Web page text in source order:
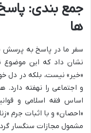
جمع بندی:
ها
سفر ما در پاسخ به پرسش
نشان داد که این موضوع
«خیر» نیست، بلکه در دل
و اجتماعی را نهفته دارد.
اساس فقه اسلامی و
«احصان» و با اثبات جرم
مشمول مجازات سنگسار